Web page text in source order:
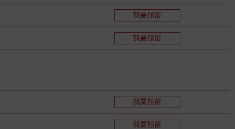
我要預留
我要預留
我要預留
我要預留